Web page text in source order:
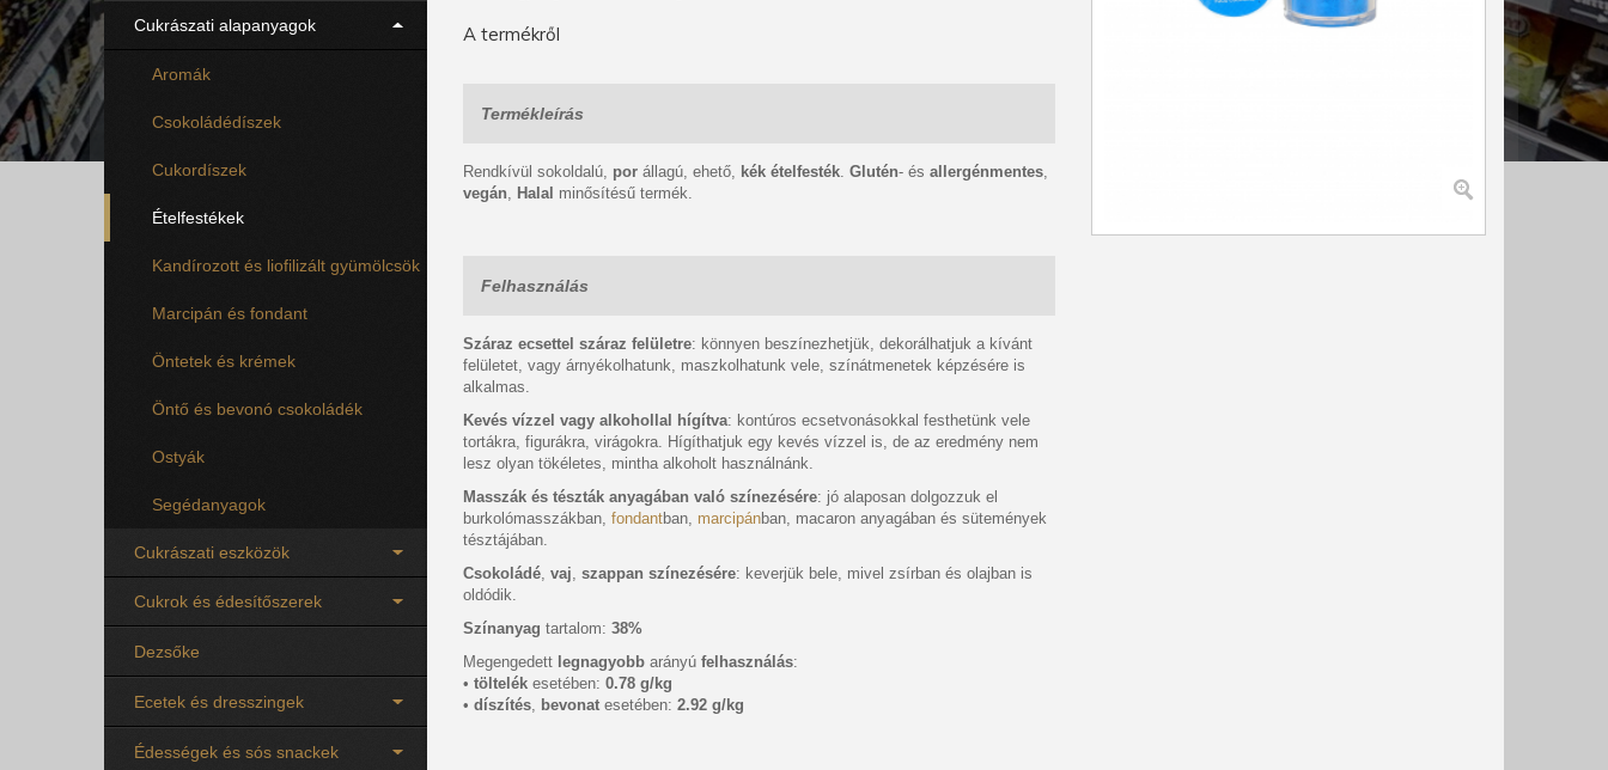
Cukrászati alapanyagok
Aromák
Csokoládédíszek
Cukordíszek
Ételfestékek
Kandírozott és liofilizált gyümölcsök
Marcipán és fondant
Öntetek és krémek
Öntő és bevonó csokoládék
Ostyák
Segédanyagok
Cukrászati eszközök
Cukrok és édesítőszerek
Dezsőke
Ecetek és dresszingek
Édességek és sós snackek
A termékről
Termékleírás
Rendkívül sokoldalú, por állagú, ehető, kék ételfesték. Glutén- és allergénmentes,
vegán, Halal minősítésű termék.
Felhasználás
Száraz ecsettel száraz felületre: könnyen beszínezhetjük, dekorálhatjuk a kívánt
felületet, vagy árnyékolhatunk, maszkolhatunk vele, színátmenetek képzésére is
alkalmas.
Kevés vízzel vagy alkohollal hígítva: kontúros ecsetvonásokkal festhetünk vele
tortákra, figurákra, virágokra. Hígíthatjuk egy kevés vízzel is, de az eredmény nem
lesz olyan tökéletes, mintha alkoholt használnánk.
Masszák és tészták anyagában való színezésére: jó alaposan dolgozzuk el
burkolómasszákban, fondantban, marcipánban, macaron anyagában és sütemények
tésztájában.
Csokoládé, vaj, szappan színezésére: keverjük bele, mivel zsírban és olajban is
oldódik.
Színanyag tartalom: 38%
Megengedett legnagyobb arányú felhasználás:
• töltelék esetében: 0.78 g/kg
• díszítés, bevonat esetében: 2.92 g/kg